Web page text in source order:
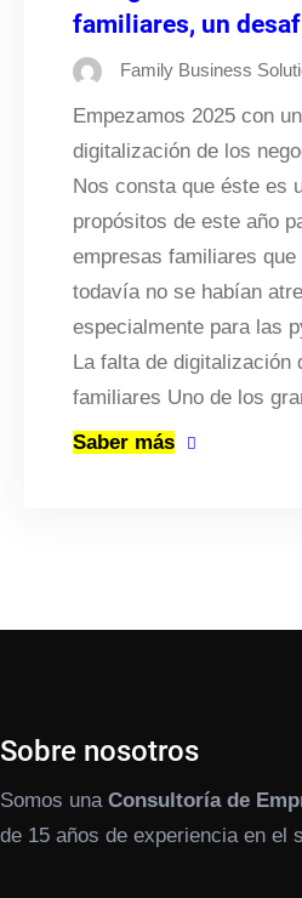
familiares, un
Family Business
Empezamos 2025 con
digitalización de los
Nos consta que éste es
propósitos de este año
empresas familiares que
todavía no se habían
especialmente para las
La falta de digitalización
familiares Uno de los
Saber más
Sobre nosotros
Somos una Consultoría de
de 15 años de experiencia en el